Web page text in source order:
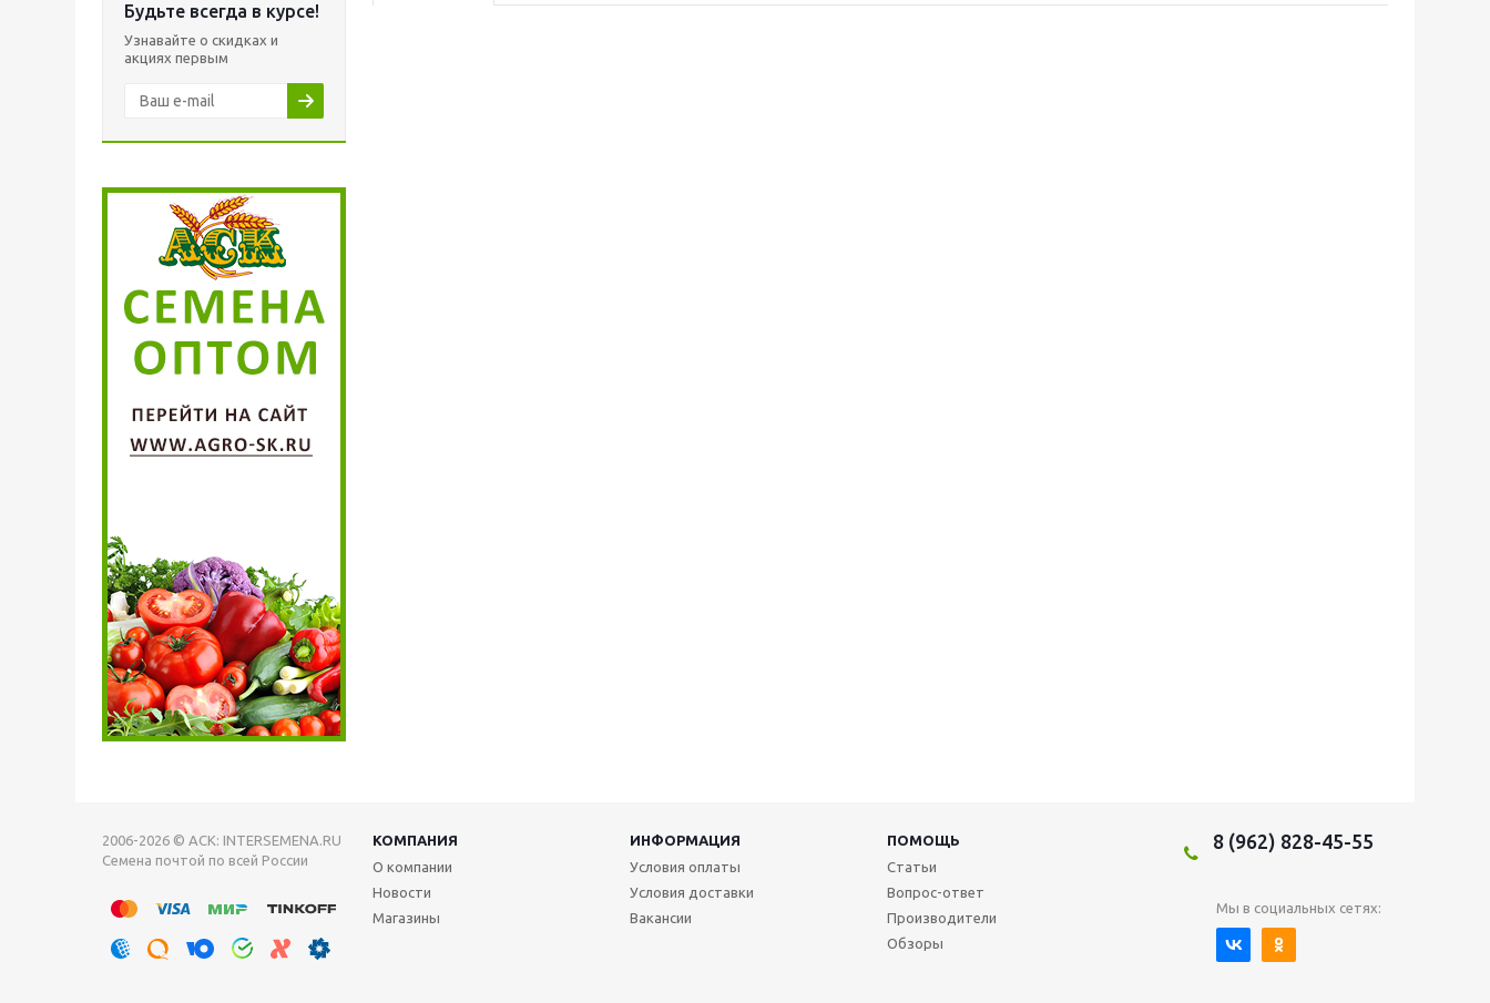
Будьте всегда в курсе!
Узнавайте о скидках и
акциях первым
2006-2026 © АСК: INTERSEMENA.RU
Семена почтой по всей России
КОМПАНИЯ ИНФОРМАЦИЯ
ПОМОЩЬ
О компании
Новости
Магазины
Условия оплаты
Условия доставки
Вакансии
Статьи
Вопрос-ответ
Производители
Обзоры
8 (962) 828-45-55
Мы в социальных сетях: